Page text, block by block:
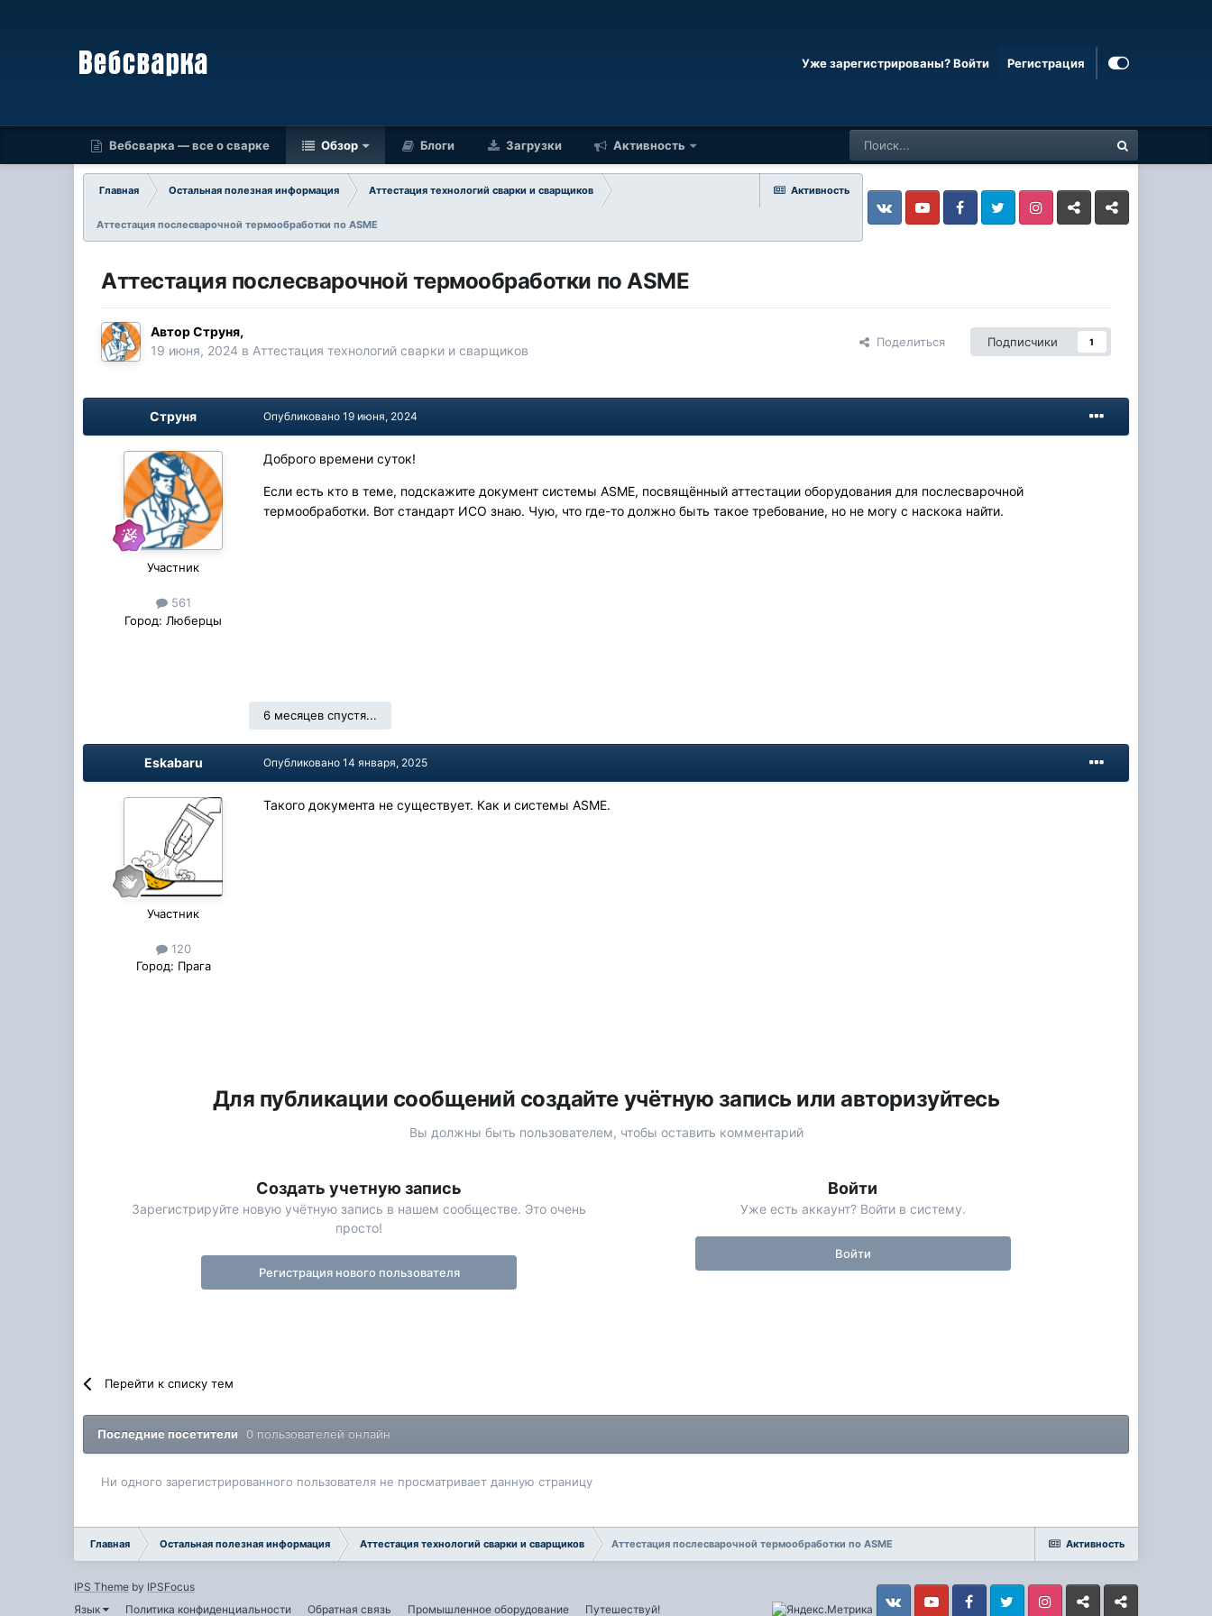
Уже зарегистрированы? Войти Регистрация
Вебсварка — все о сварке Обзор Блоги Загрузки Активность
Активность
Главная Остальная полезная информация Аттестация технологий сварки и сварщиков
Аттестация послесварочной термообработки по ASME VkontakteYouTube FacebookTwitter InstagramLivejournalOdnoklassniki
Аттестация послесварочной термообработки по ASME
АвторСтруня,
19 июня, 2024 в Аттестация технологий сварки и сварщиков
Поделиться Подписчики 1
Струня
Участник
561
Город: Люберцы
Опубликовано19 июня, 2024
Доброго времени суток!
Если есть кто в теме, подскажите документ системы ASME, посвящённый аттестации оборудования для послесварочной
термообработки. Вот стандарт ИСО знаю. Чую, что где-то должно быть такое требование, но не могу с наскока найти.
6 месяцев спустя...
Eskabaru
Участник
120
Город: Прага
Опубликовано14 января, 2025
Такого документа не существует. Как и системы ASME.
Для публикации сообщений создайте учётную запись или авторизуйтесь
Вы должны быть пользователем, чтобы оставить комментарий
Создать учетную запись
Зарегистрируйте новую учётную запись в нашем сообществе. Это очень
просто!
Регистрация нового пользователя
Войти
Уже есть аккаунт? Войти в систему.
Войти
Перейти к списку тем
Последние посетители 0 пользователей онлайн
Ни одного зарегистрированного пользователя не просматривает данную страницу
Активность
Главная Остальная полезная информация Аттестация технологий сварки и сварщиков Аттестация послесварочной термообработки по ASME
IPS Theme by IPSFocus
Язык
Политика конфиденциальности Обратная связь Промышленное оборудование Путешествуй!